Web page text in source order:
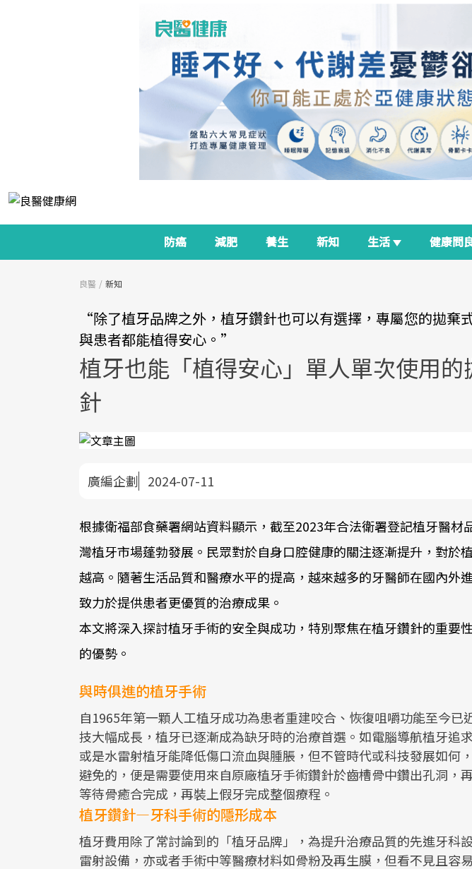
防癌 減肥 養生 新知 生活 健康問
良醫 新知
“除了植牙品牌之外，植牙鑽針也可以有選擇，專屬您的拋棄
與患者都能植得安心。”
植牙也能「植得安心」單人單次使用
針
廣編企劃 2024-07-11
根據衛福部食藥署網站資料顯示，截至2023年合法衛署登記植牙醫材
灣植牙市場蓬勃發展。民眾對於自身口腔健康的關注逐漸提升，對於
越高。隨著生活品質和醫療水平的提高，越來越多的牙醫師在國內外
致力於提供患者更優質的治療成果。
本文將深入探討植牙手術的安全與成功，特別聚焦在植牙鑽針的重要
的優勢。
與時俱進的植牙手術
自1965年第一顆人工植牙成功為患者重建咬合、恢復咀嚼功能至今已
技大幅成長，植牙已逐漸成為缺牙時的治療首選。如電腦導航植牙追
或是水雷射植牙能降低傷口流血與腫脹，但不管時代或科技發展如何
避免的，便是需要使用來自原廠植牙手術鑽針於齒槽骨中鑽出孔洞，
等待骨癒合完成，再裝上假牙完成整個療程。
植牙鑽針—牙科手術的隱形成本
植牙費用除了常討論到的「植牙品牌」，為提升治療品質的先進牙科
雷射設備，亦或者手術中等醫療材料如骨粉及再生膜，但看不見且容
面對超高齡
關注的核心議
療院所的服務
狀況、啟動健